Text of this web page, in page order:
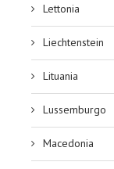
Lettonia
Liechtenstein
Lituania
Lussemburgo
Macedonia